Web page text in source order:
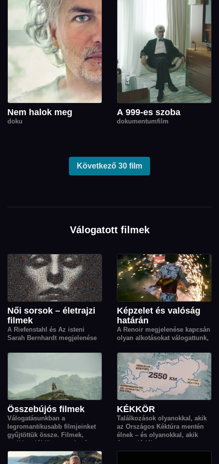
Nem halok meg
doku
A 999-es szoba
dokumentumfilm
Következő 30 film
Válogatott filmek
Női sorsok – életrajzi
filmek
A Riefenstahl és Az isteni
Sarah Bernhardt megjelenése
bemutató életrajzi- és
Képzelet és valóság
határán
A Renoir megjelenése kapcsán
olyan alkotásokat válogattunk,
és belső világok segítségével
tágítják a valóság határait.
Összebújós filmek
Válogatásunkban a
legromantikusabb filmjeinket
gyűjtöttük össze. Filmek,
amikhez jól jön egy takaró, egy
váll és az érzés, hogy nem
vagyunk egyedül.
KÉKKÖR
Találkozások olyanokkal, akik
az Országos Kéktúra mentén
élnek – és olyanokkal, akik
éppen járják.